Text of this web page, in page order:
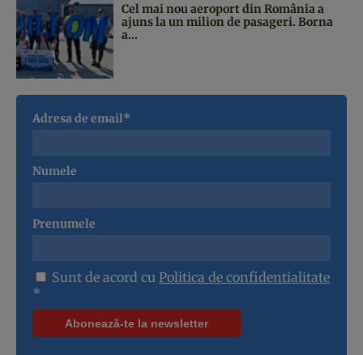
Cel mai nou aeroport din România a
ajuns la un milion de pasageri. Borna
a...
Adresa de email*
Numele
Prenumele
Sunt de acord cu Politica de confidentialitate
*